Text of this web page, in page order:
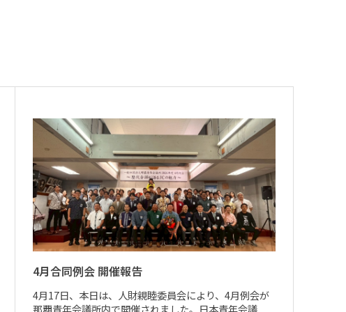
4月合同例会 開催報告
4月17日、本日は、人財親睦委員会により、4月例会が
那覇青年会議所内で開催されました。日本青年会議